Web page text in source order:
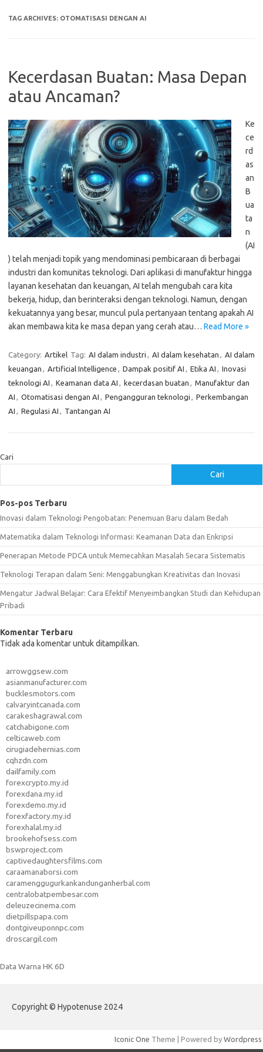
TAG ARCHIVES: OTOMATISASI DENGAN AI
Kecerdasan Buatan: Masa Depan
atau Ancaman?
Ke
ce
rd
as
an
B
ua
ta
n
(AI
) telah menjadi topik yang mendominasi pembicaraan di berbagai
industri dan komunitas teknologi. Dari aplikasi di manufaktur hingga
layanan kesehatan dan keuangan, AI telah mengubah cara kita
bekerja, hidup, dan berinteraksi dengan teknologi. Namun, dengan
kekuatannya yang besar, muncul pula pertanyaan tentang apakah AI
akan membawa kita ke masa depan yang cerah atau… Read More »
Category: Artikel Tag: AI dalam industri , AI dalam kesehatan , AI dalam
keuangan , Artificial Intelligence , Dampak positif AI , Etika AI , Inovasi
teknologi AI , Keamanan data AI , kecerdasan buatan , Manufaktur dan
AI , Otomatisasi dengan AI , Pengangguran teknologi , Perkembangan
AI , Regulasi AI , Tantangan AI
Cari
Cari
Pos-pos Terbaru
Inovasi dalam Teknologi Pengobatan: Penemuan Baru dalam Bedah
Matematika dalam Teknologi Informasi: Keamanan Data dan Enkripsi
Penerapan Metode PDCA untuk Memecahkan Masalah Secara Sistematis
Teknologi Terapan dalam Seni: Menggabungkan Kreativitas dan Inovasi
Mengatur Jadwal Belajar: Cara Efektif Menyeimbangkan Studi dan Kehidupan
Pribadi
Komentar Terbaru
Tidak ada komentar untuk ditampilkan.
arrowggsew.com
asianmanufacturer.com
bucklesmotors.com
calvaryintcanada.com
carakeshagrawal.com
catchabigone.com
celticaweb.com
cirugiadehernias.com
cqhzdn.com
dailfamily.com
forexcrypto.my.id
forexdana.my.id
forexdemo.my.id
forexfactory.my.id
forexhalal.my.id
brookehofsess.com
bswproject.com
captivedaughtersfilms.com
caraamanaborsi.com
caramenggugurkankandunganherbal.com
centralobatpembesar.com
deleuzecinema.com
dietpillspapa.com
dontgiveuponnpc.com
droscargil.com
Data Warna HK 6D
Copyright © Hypotenuse 2024
Iconic One Theme | Powered by Wordpress